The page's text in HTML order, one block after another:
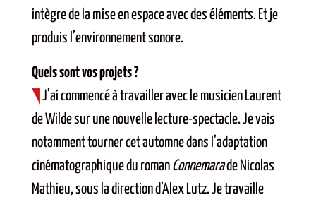
intègre de la mise en espace avec des éléments. Et je
produis l’environnement sonore.
Quels sont vos projets ?
J’ai commencé à travailler avec le musicien Laurent
de Wilde sur une nouvelle lecture-spectacle. Je vais
notamment tourner cet automne dans l’adaptation
cinématographique du roman Connemarade Nicolas
Mathieu, sous la direction d’Alex Lutz. Je travaille